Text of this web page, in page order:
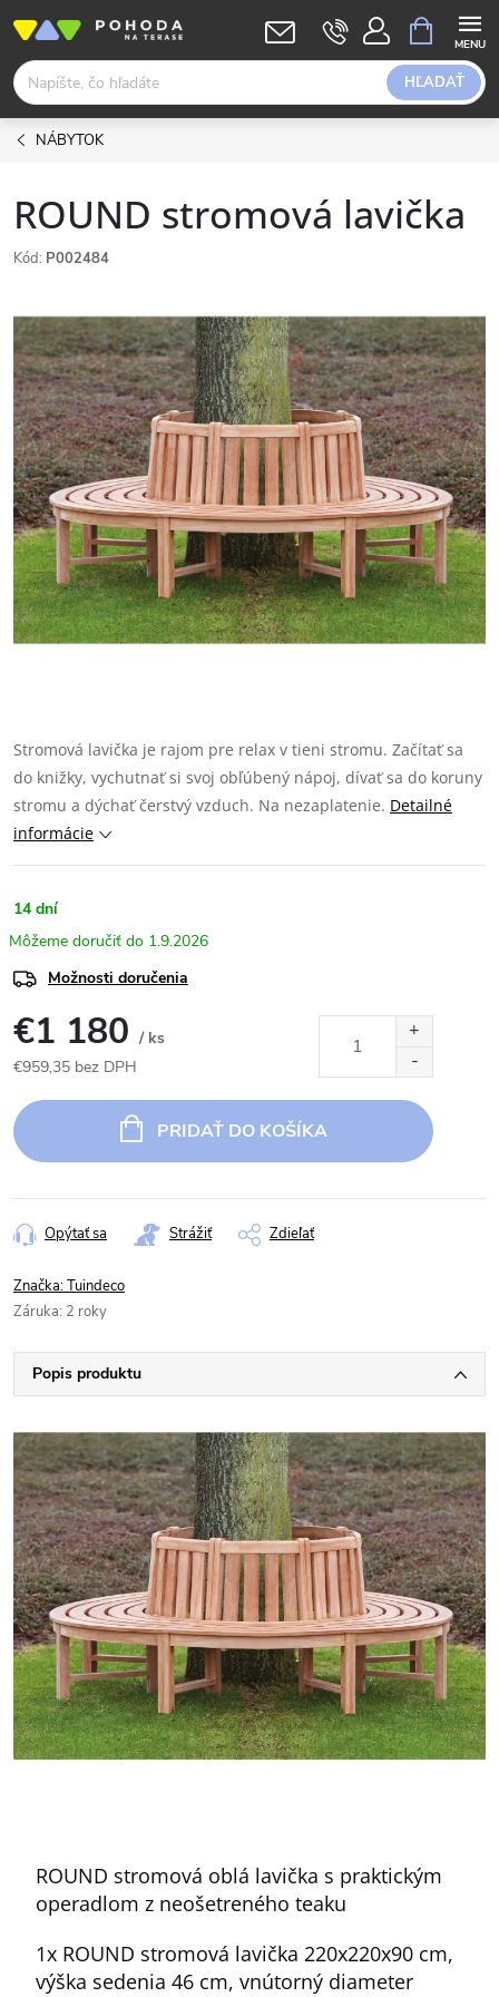
obsah
HĽADAŤ
KOŠÍK
NÁBYTOK
ROUND stromová lavička
Kód: P002484
Stromová lavička je rajom pre relax v tieni stromu. Začítať sa
do knižky, vychutnať si svoj obľúbený nápoj, dívať sa do koruny
stromu a dýchať čerstvý vzduch. Na nezaplatenie. Detailné
informácie
14 dní
1.9.2026
Možnosti doručenia
€1 180 / ks
€959,35 bez DPH
cena:
PRIDAŤ DO KOŠÍKA
Opýtať sa Strážiť Zdieľať
Značka:Tuindeco
Záruka: 2 roky
Popis produktu
ROUND stromová oblá lavička s praktickým
operadlom z neošetreného teaku
1x ROUND stromová lavička 220x220x90 cm,
výška sedenia 46 cm, vnútorný diameter